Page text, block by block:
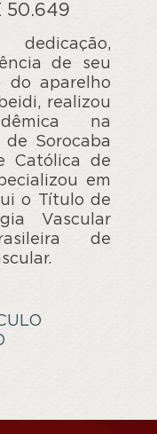
50.649
de seu
do aparelho
realizou
na
de Sorocaba
Católica de
em
o Título de
Vascular
de